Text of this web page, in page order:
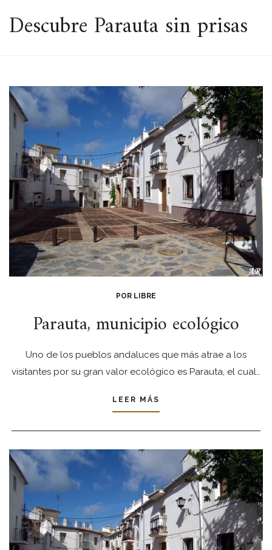
ESPACIO
Descubre Parauta sin prisas
POR LIBRE
Parauta, municipio ecológico
Uno de los pueblos andaluces que más atrae a los
visitantes por su gran valor ecológico es Parauta, el cual…
LEER MÁS